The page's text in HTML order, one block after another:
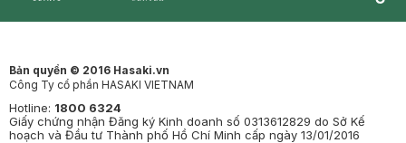
Bản quyền © 2016 Hasaki.vn
Công Ty cổ phần HASAKI VIETNAM
Hotline: 1800 6324
Giấy chứng nhận Đăng ký Kinh doanh số 0313612829 do Sở Kế
hoạch và Đầu tư Thành phố Hồ Chí Minh cấp ngày 13/01/2016